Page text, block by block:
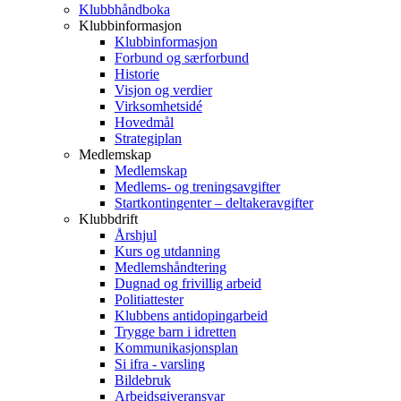
Klubbhåndboka
Klubbinformasjon
Klubbinformasjon
Forbund og særforbund
Historie
Visjon og verdier
Virksomhetsidé
Hovedmål
Strategiplan
Medlemskap
Medlemskap
Medlems- og treningsavgifter
Startkontingenter – deltakeravgifter
Klubbdrift
Årshjul
Kurs og utdanning
Medlemshåndtering
Dugnad og frivillig arbeid
Politiattester
Klubbens antidopingarbeid
Trygge barn i idretten
Kommunikasjonsplan
Si ifra - varsling
Bildebruk
Arbeidsgiveransvar